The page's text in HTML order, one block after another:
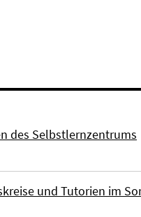
des Selbstlernzentrums
und Tutorien im